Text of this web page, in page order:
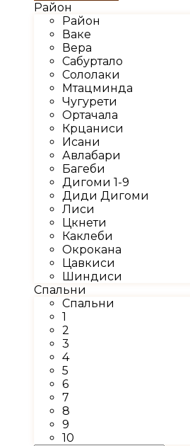
Район
Район
Ваке
Вера
Сабуртало
Сололаки
Мтацминда
Чугурети
Ортачала
Крцаниси
Исани
Авлабари
Багеби
Дигоми 1-9
Диди Дигоми
Лиси
Цкнети
Каклеби
Окрокана
Цавкиси
Шиндиси
Спальни
Спальни
1
2
3
4
5
6
7
8
9
10